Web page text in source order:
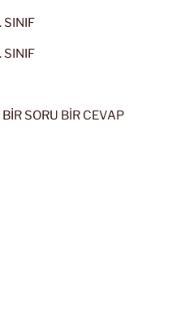
SINIF
SINIF
SORU BİR CEVAP